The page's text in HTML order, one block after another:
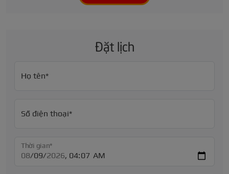
Đặt lịch
Họ tên*
Số điện thoại*
Thời gian*